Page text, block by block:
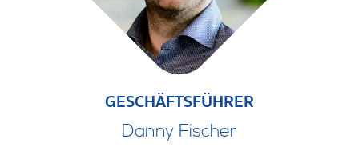
GESCHÄFTSFÜHRER
Danny Fischer